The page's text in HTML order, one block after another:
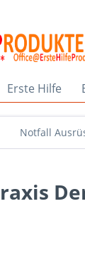
Erste Hilfe
Notfall